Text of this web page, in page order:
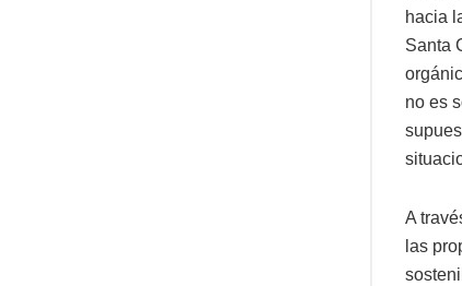
hacia
Santa
no es
A
las